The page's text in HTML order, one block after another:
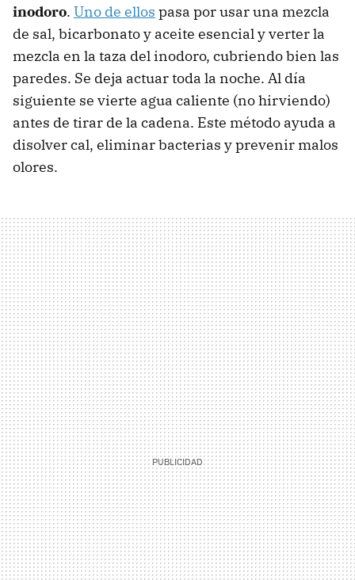
inodoro. Uno de ellos pasa por usar una mezcla
de sal, bicarbonato y aceite esencial y verter la
mezcla en la taza del inodoro, cubriendo bien las
paredes. Se deja actuar toda la noche. Al día
siguiente se vierte agua caliente (no hirviendo)
antes de tirar de la cadena. Este método ayuda a
disolver cal, eliminar bacterias y prevenir malos
olores.